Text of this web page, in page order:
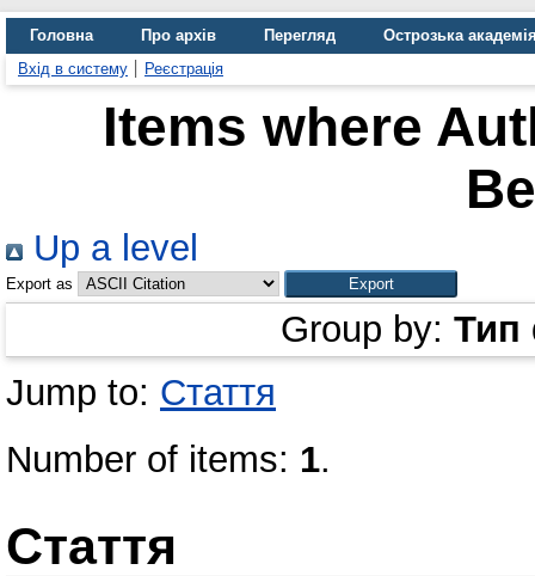
Головна Про архів Перегляд
Острозька
Вхід в систему
Реєстрація
Items where
Up a level
Export as
Group by: Тип
Jump to: Стаття
Number of items: 1.
Стаття